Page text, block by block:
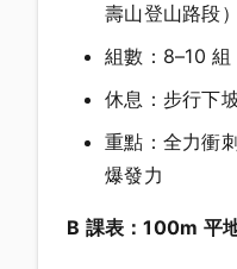
壽山登山路段）
組數：8–10 組
休息：步行下
重點：全力衝
爆發力
B 課表：100m 平